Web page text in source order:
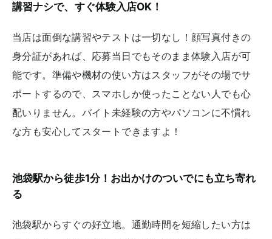
講習ナシで、すぐ体験入店OK！
当店は面倒な講習やテストは一切なし！顔写真付きの
身分証があれば、応募当日でもそのまま体験入店が可
能です。準備や機材の使い方はスタッフがその場でサ
ポートするので、スマホしか使ったことない人でも心
配いりません。バイト未経験の方やパソコンに不慣れ
な方も安心してスタートできますよ！
池袋駅から徒歩1分！お出かけのついでにも立ち寄れ
る
池袋駅からすぐの好立地。通勤時間を短縮したい方は